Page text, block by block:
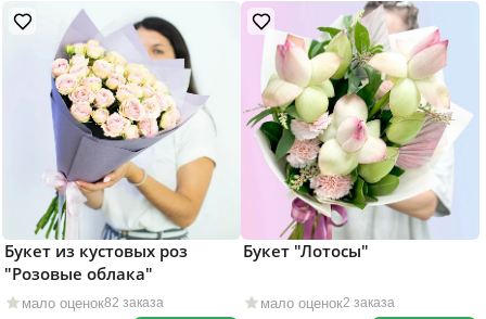
мало оценок82 заказа
Букет из кустовых роз
"Розовые облака"
мало оценок2 заказа
Букет "Лотосы"